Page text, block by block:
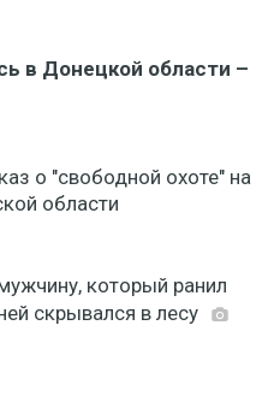
в Донецкой области –
о "свободной охоте" на
области
который ранил
скрывался в лесу